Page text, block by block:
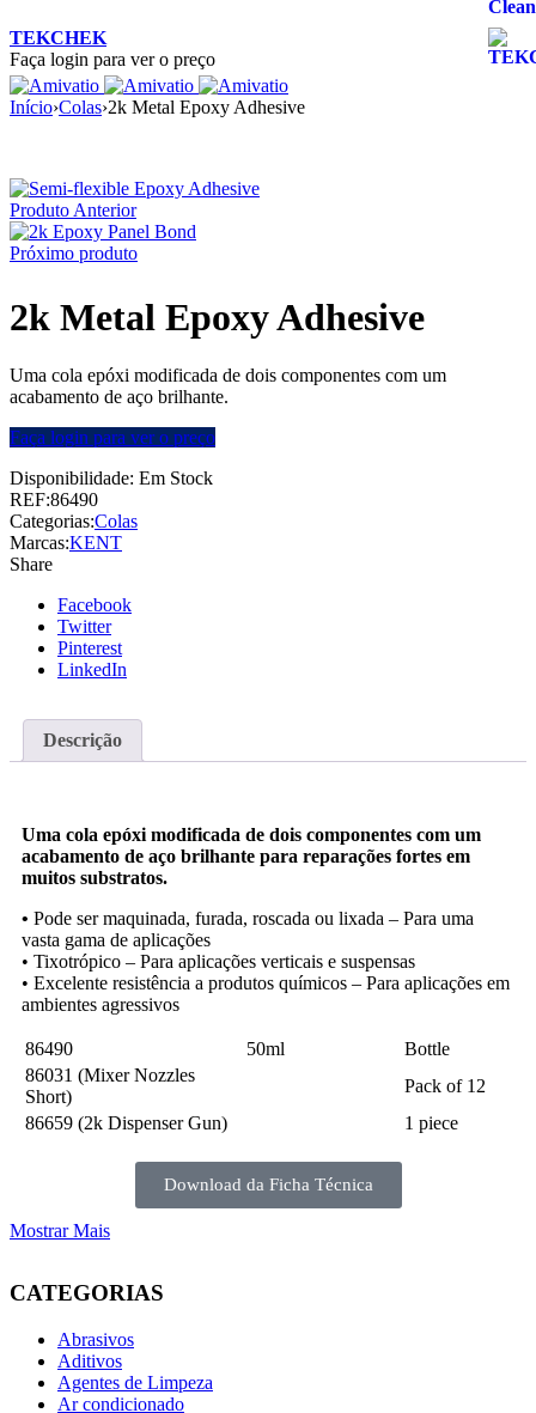
TEKCHEK
Faça login para ver o preço
Início›Colas›2k Metal Epoxy Adhesive
Produto Anterior
Próximo produto
2k Metal Epoxy Adhesive
Uma cola epóxi modificada de dois componentes com um
acabamento de aço brilhante.
Faça login para ver o preço
Disponibilidade: Em Stock
REF:86490
Categorias:Colas
Marcas:KENT
Share
Facebook
Twitter
Pinterest
LinkedIn
Descrição
Uma cola epóxi modificada de dois componentes com um
acabamento de aço brilhante para reparações fortes em
muitos substratos.
• Pode ser maquinada, furada, roscada ou lixada – Para uma
vasta gama de aplicações
• Tixotrópico – Para aplicações verticais e suspensas
• Excelente resistência a produtos químicos – Para aplicações em
ambientes agressivos
86490 50ml
Bottle
86031 (Mixer Nozzles
Short)
Pack of 12
86659 (2k Dispenser Gun)
1 piece
Download da Ficha Técnica
Mostrar Mais
CATEGORIAS
Abrasivos
Aditivos
Agentes de Limpeza
Ar condicionado